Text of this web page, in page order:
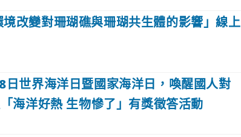
改變對珊瑚礁與珊瑚共生體的影響」線上
世界海洋日暨國家海洋日，喚醒國人對
海洋好熱 生物慘了」有獎徵答活動